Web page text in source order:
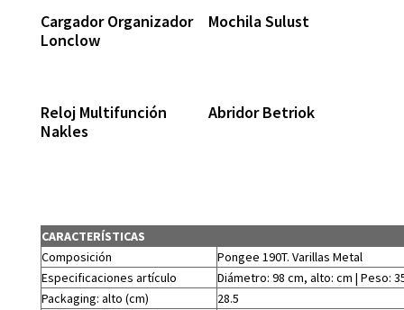
Cargador Organizador
Lonclow
Mochila Sulust
Reloj Multifunción
Nakles
Abridor Betriok
CARACTERÍSTICAS
Composición
Pongee 190T. Varillas Metal
Especificaciones artículo
Diámetro: 98 cm, alto: cm | Peso:
Packaging: alto (cm)
28.5